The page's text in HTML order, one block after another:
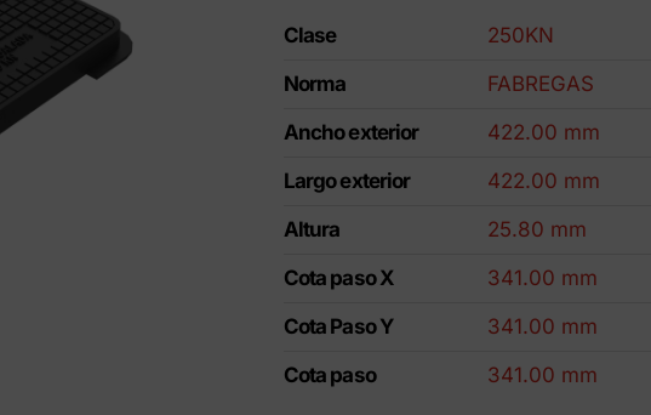
Clase
250KN
Norma
FABREGAS
Ancho exterior
422.00 mm
Largo exterior
422.00 mm
Altura
25.80 mm
Cota paso X
341.00 mm
Cota Paso Y
341.00 mm
Cota paso
341.00 mm